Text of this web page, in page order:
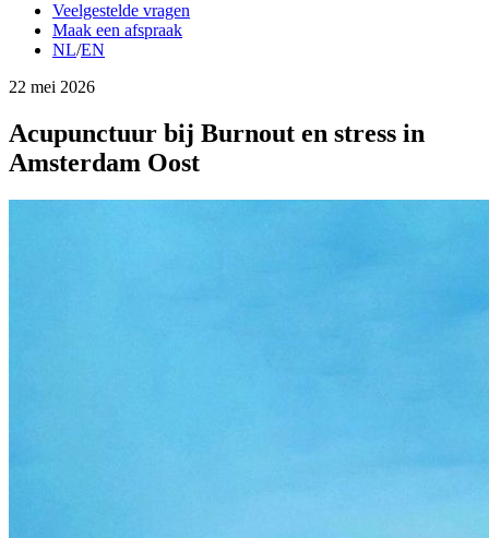
Veelgestelde vragen
Maak een afspraak
NL/EN
22 mei 2026
Acupunctuur bij Burnout en stress in
Amsterdam Oost